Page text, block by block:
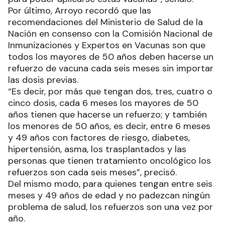
Por último, Arroyo recordó que las
recomendaciones del Ministerio de Salud de la
Nación en consenso con la Comisión Nacional de
Inmunizaciones y Expertos en Vacunas son que
todos los mayores de 50 años deben hacerse un
refuerzo de vacuna cada seis meses sin importar
las dosis previas.
“Es decir, por más que tengan dos, tres, cuatro o
cinco dosis, cada 6 meses los mayores de 50
años tienen que hacerse un refuerzo; y también
los menores de 50 años, es decir, entre 6 meses
y 49 años con factores de riesgo, diabetes,
hipertensión, asma, los trasplantados y las
personas que tienen tratamiento oncológico los
refuerzos son cada seis meses”, precisó.
Del mismo modo, para quienes tengan entre seis
meses y 49 años de edad y no padezcan ningún
problema de salud, los refuerzos son una vez por
año.